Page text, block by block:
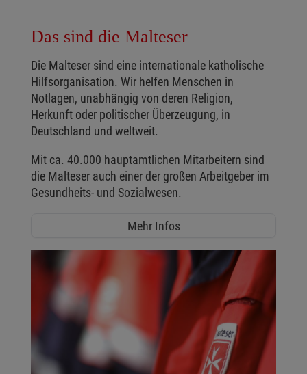
Das sind die Malteser
Die Malteser sind eine internationale katholische
Hilfsorganisation. Wir helfen Menschen in
Notlagen, unabhängig von deren Religion,
Herkunft oder politischer Überzeugung, in
Deutschland und weltweit.
Mit ca. 40.000 hauptamtlichen Mitarbeitern sind
die Malteser auch einer der großen Arbeitgeber im
Gesundheits- und Sozialwesen.
Mehr Infos